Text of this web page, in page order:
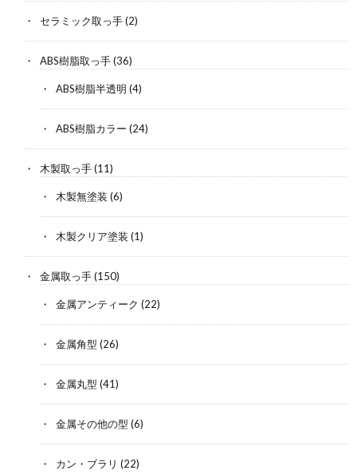
セラミック取っ手(2)
ABS樹脂取っ手(36)
ABS樹脂半透明 (4)
ABS樹脂カラー (24)
木製取っ手(11)
木製無塗装 (6)
木製クリア塗装 (1)
金属取っ手(150)
金属アンティーク (22)
金属角型 (26)
金属丸型 (41)
金属その他の型 (6)
カン・ブラリ (22)